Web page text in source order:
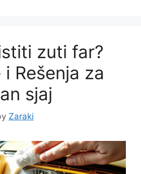
zuti far?
i Rešenja za
sjaj
Zaraki